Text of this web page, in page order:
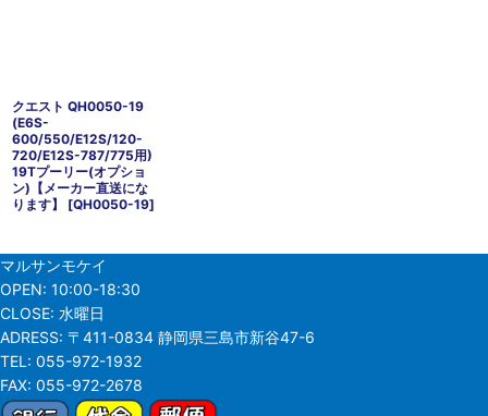
クエスト QH0050-19
(E6S-
600/550/E12S/120-
720/E12S-787/775用)
19Tプーリー(オプショ
ン)【メーカー直送にな
ります】
[QH0050-19]
マルサンモケイ
OPEN: 10:00-18:30
CLOSE: 水曜日
ADRESS: 〒411-0834 静岡県三島市新谷47-6
TEL: 055-972-1932
FAX: 055-972-2678